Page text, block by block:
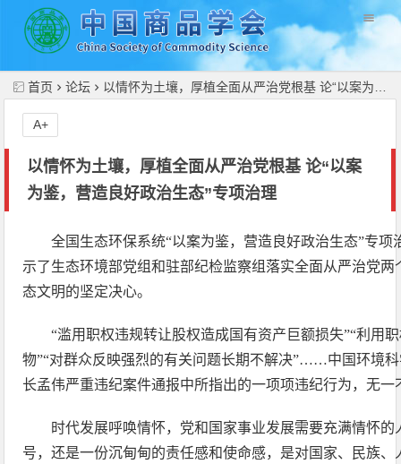
首页 论坛 以情怀为土壤，厚植全面从严治党根基 论“以案为鉴，营造良好政治生态”专项治理
以情怀为土壤，厚植全面从严治党根基 论“以案
为鉴，营造良好政治生态”专项治理
A+
全国生态环保系统“以案为鉴，营造良好政治生态”专项
示了生态环境部党组和驻部纪检监察组落实全面从严治党
态文明的坚定决心。
“滥用职权违规转让股权造成国有资产巨额损失”“利用
物”“对群众反映强烈的有关问题长期不解决”……中国环境
长孟伟严重违纪案件通报中所指出的一项项违纪行为，无
时代发展呼唤情怀，党和国家事业发展需要充满情怀
号，还是一份沉甸甸的责任感和使命感，是对国家、民族